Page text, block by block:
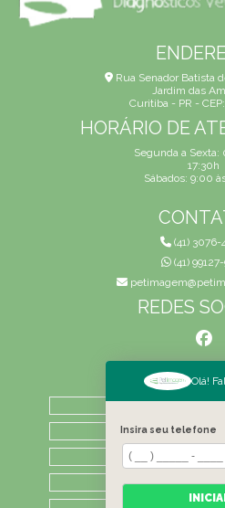
Rua Senador Batista
Jardim das
Curitiba - PR -
HORÁRIO DE
Segunda a Sexta:
17:30h
Sábados: 9:00
(41) 3076-
(41)
REDES
HOME
QUEM
Olá!
Insira seu telefone